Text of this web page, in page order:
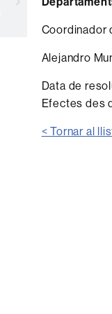
Coordinador
Alejandro
Data de
Efectes des
< Tornar al